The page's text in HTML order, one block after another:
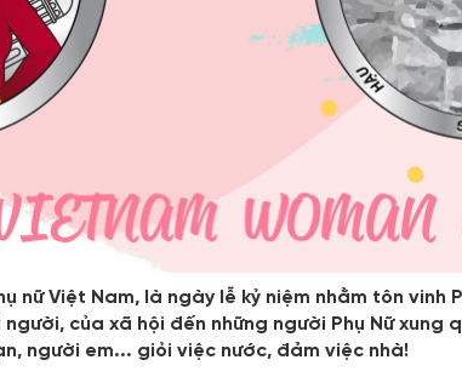
nữ Việt Nam, là ngày lễ kỷ niệm nhằm tôn vinh
của xã hội đến những người Phụ Nữ xung
người em... giỏi việc nước, đảm việc nhà!